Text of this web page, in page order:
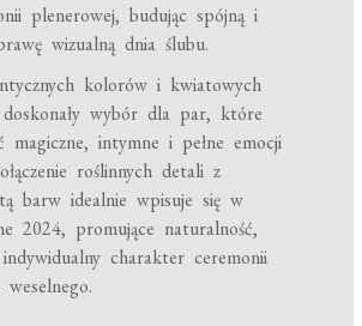
plenerowej, budując spójną i
wizualną dnia ślubu.
kolorów i kwiatowych
wybór dla par, które
magiczne, intymne i pełne emocji
roślinnych detali z
barw idealnie wpisuje się w
2024, promujące naturalność,
indywidualny charakter ceremonii